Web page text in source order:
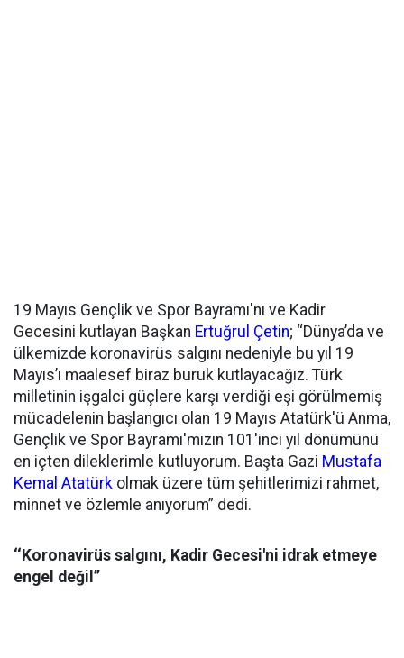
19 Mayıs Gençlik ve Spor Bayramı'nı ve Kadir
Gecesini kutlayan Başkan Ertuğrul Çetin; ‘‘Dünya’da ve
ülkemizde koronavirüs salgını nedeniyle bu yıl 19
Mayıs’ı maalesef biraz buruk kutlayacağız. Türk
milletinin işgalci güçlere karşı verdiği eşi görülmemiş
mücadelenin başlangıcı olan 19 Mayıs Atatürk'ü Anma,
Gençlik ve Spor Bayramı'mızın 101'inci yıl dönümünü
en içten dileklerimle kutluyorum. Başta Gazi Mustafa
Kemal Atatürk olmak üzere tüm şehitlerimizi rahmet,
minnet ve özlemle anıyorum” dedi.
‘‘Koronavirüs salgını, Kadir Gecesi'ni idrak etmeye
engel değil’’